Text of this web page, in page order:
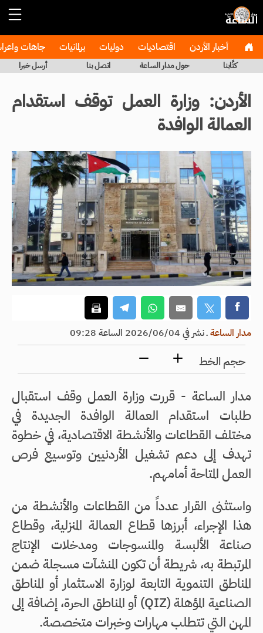
أخبار الأردن اقتصاديات دوليات برلمانيات جاهات
كتَّابنا حول مدار الساعة اتصل بنا أرسل خبرا
الأردن: وزارة العمل توقف استقدام
العمالة الوافدة
مدار الساعةـنشر في 2026/06/04 الساعة 09:28
حجم الخط
مدار الساعة - قررت وزارة العمل وقف استقبال
طلبات استقدام العمالة الوافدة الجديدة في
مختلف القطاعات والأنشطة الاقتصادية، في خطوة
تهدف إلى دعم تشغيل الأردنيين وتوسيع فرص
العمل المتاحة أمامهم.
واستثنى القرار عدداً من القطاعات والأنشطة من
هذا الإجراء، أبرزها قطاع العمالة المنزلية، وقطاع
صناعة الألبسة والمنسوجات ومدخلات الإنتاج
المرتبطة به، شريطة أن تكون المنشآت مسجلة ضمن
المناطق التنموية التابعة لوزارة الاستثمار أو المناطق
الصناعية المؤهلة (QIZ) أو المناطق الحرة، إضافة إلى
المهن التي تتطلب مهارات وخبرات متخصصة.